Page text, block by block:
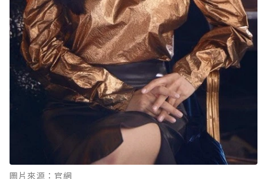
圖片來源：官網